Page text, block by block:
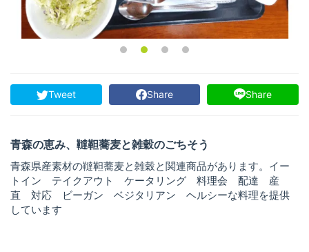
Tweet Share Share
青森の恵み、韃靼蕎麦と雑穀のごちそう
青森県産素材の韃靼蕎麦と雑穀と関連商品があります。イー
トイン テイクアウト ケータリング 料理会 配達 産
直 対応 ビーガン ベジタリアン ヘルシーな料理を提供
しています